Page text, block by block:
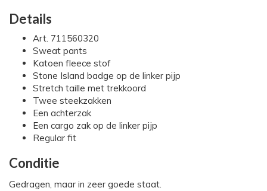
Details
Art. 711560320
Sweat pants
Katoen fleece stof
Stone Island badge op de linker pijp
Stretch taille met trekkoord
Twee steekzakken
Een achterzak
Een cargo zak op de linker pijp
Regular fit
Conditie
Gedragen, maar in zeer goede staat.